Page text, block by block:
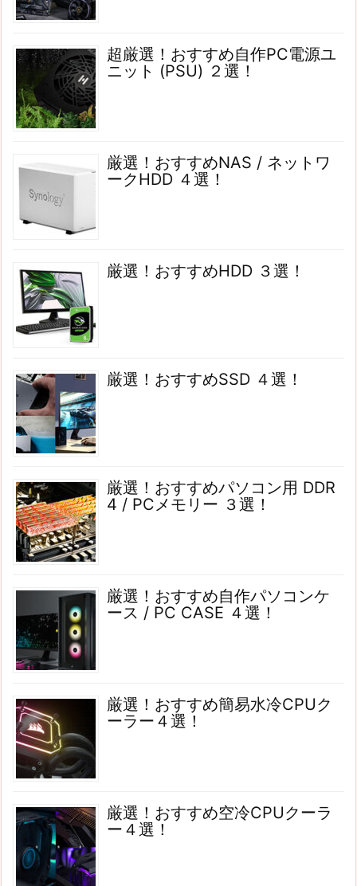
超厳選！おすすめ自作PC電源ユ
ニット (PSU) ２選！
厳選！おすすめNAS / ネットワ
ークHDD ４選！
厳選！おすすめHDD ３選！
厳選！おすすめSSD ４選！
厳選！おすすめパソコン用 DDR
4 / PCメモリー ３選！
厳選！おすすめ自作パソコンケ
ース / PC CASE ４選！
厳選！おすすめ簡易水冷CPUク
ーラー４選！
厳選！おすすめ空冷CPUクーラ
ー４選！